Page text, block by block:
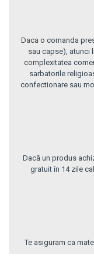
Daca o comanda
sau capse), atunci
complexitatea
sarbatorile
confectionare sau
Dacă un produs
gratuit în 14 zile
Te asiguram ca